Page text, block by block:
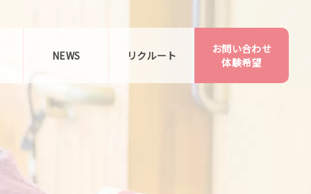
NEWS リクルート
お問い合わせ
体験希望